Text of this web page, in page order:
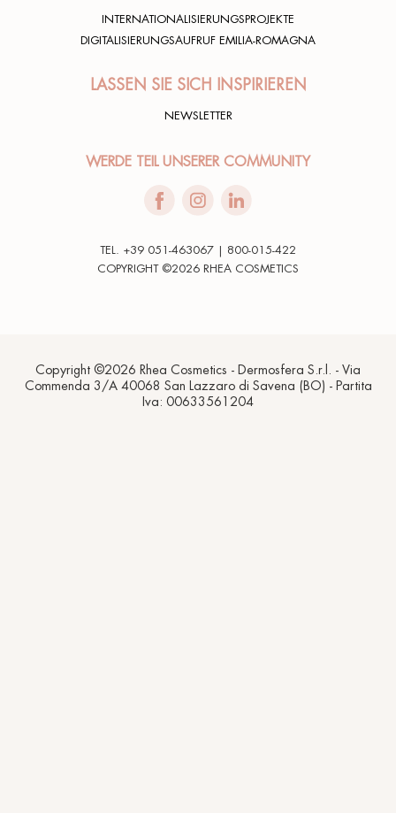
INTERNATIONALISIERUNGSPROJEKTE
DIGITALISIERUNGSAUFRUF EMILIA-ROMAGNA
LASSEN SIE SICH INSPIRIEREN
NEWSLETTER
WERDE TEIL UNSERER COMMUNITY
TEL. +39 051-463067 | 800-015-422
COPYRIGHT ©2026 RHEA COSMETICS
Copyright ©2026 Rhea Cosmetics - Dermosfera S.r.l. - Via
Commenda 3/A 40068 San Lazzaro di Savena (BO) - Partita
Iva: 00633561204